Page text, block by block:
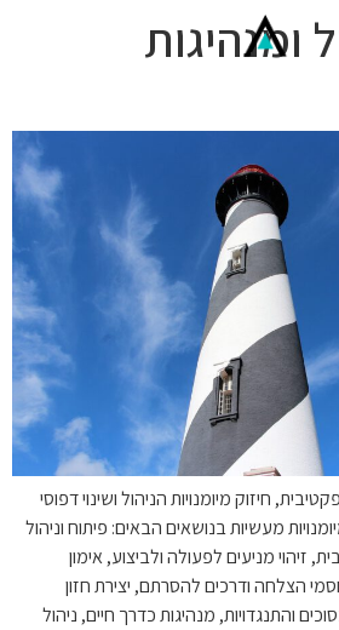
ומנהיגות
חיזוק מיומנויות הניהול ושינוי דפוסי
מעשיות בנושאים הבאים: פיתוח וניהול
זיהוי מניעים לפעולה ולביצוע, אימון
חסמי הצלחה ודרכים להסרתם, יצירת חזון
והתנגדויות, מנהיגות כדרך חיים, ניהול